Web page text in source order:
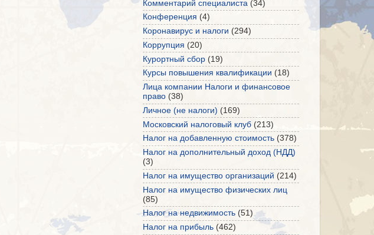
Комментарий специалиста (34)
Конференция (4)
Коронавирус и налоги (294)
Коррупция (20)
Курортный сбор (19)
Курсы повышения квалификации (18)
Лица компании Налоги и финансовое
право (38)
Личное (не налоги) (169)
Московский налоговый клуб (213)
Налог на добавленную стоимость (378)
Налог на дополнительный доход (НДД)
(3)
Налог на имущество организаций (214)
Налог на имущество физических лиц
(85)
Налог на недвижимость (51)
Налог на прибыль (462)